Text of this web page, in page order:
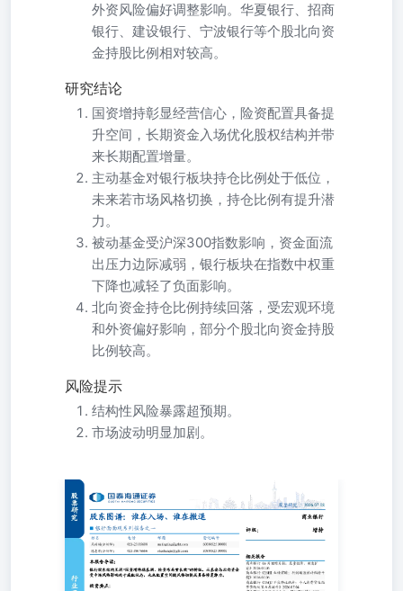
外资风险偏好调整影响。华夏银行、招商
银行、建设银行、宁波银行等个股北向资
金持股比例相对较高。
研究结论
国资增持彰显经营信心，险资配置具备提
升空间，长期资金入场优化股权结构并带
来长期配置增量。
主动基金对银行板块持仓比例处于低位，
未来若市场风格切换，持仓比例有提升潜
力。
被动基金受沪深300指数影响，资金面流
出压力边际减弱，银行板块在指数中权重
下降也减轻了负面影响。
北向资金持仓比例持续回落，受宏观环境
和外资偏好影响，部分个股北向资金持股
比例较高。
风险提示
结构性风险暴露超预期。
市场波动明显加剧。
银行面面观系列报告之一 本报告导读： 商业银行《6月理
微降，新发扩容》2026.07.06商业银行《26H1业绩前瞻：利
保持平稳》2026.07.06商业银行《26Q2不良转让统计：个人
营贷的处置力度提升》2026.07.04商业银行《市场波动加大
如何演绎》2026.06.28商业银行《银行分红密集落地中，股
2026.06.21 银行股东结构呈现“国资增持稳基调、险资布局重